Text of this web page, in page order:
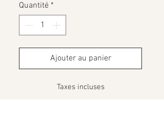
Quantité *
Ajouter au panier
Taxes incluses